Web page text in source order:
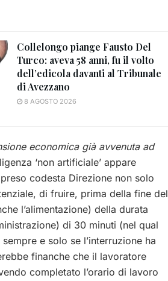
Collelongo piange Fausto Del
Turco: aveva 58 anni, fu il volto
dell’edicola davanti al Tribunale
di Avezzano
8 AGOSTO 2026
economica già avvenuta ad
‘non artificiale’ appare
codesta Direzione non solo
di fruire, prima della fine del
l’alimentazione) della durata
di 30 minuti (nel qual
e solo se l’interruzione ha
finanche che il lavoratore
completato l’orario di lavoro